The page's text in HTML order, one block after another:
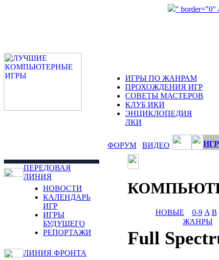
" border="0"
ИГРЫ ПО ЖАНРАМ
ПРОХОЖДЕНИЯ ИГР
СОВЕТЫ МАСТЕРОВ
КЛУБ ИКИ
ЭНЦИКЛОПЕДИЯ
ЛКИ
ФОРУМ ВИДЕО
ПЕРЕДОВАЯ
ЛИНИЯ
НОВОСТИ
КАЛЕНДАРЬ
ИГР
ИГРЫ
БУДУЩЕГО
РЕПОРТАЖИ
ЛИНИЯ ФРОНТА
НОВЫЕ 0-9 A B
ЖАНРЫ
Full